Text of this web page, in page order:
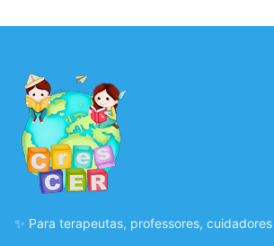
✨ Para terapeutas, professores,